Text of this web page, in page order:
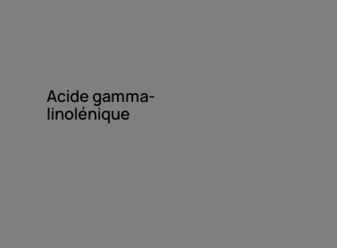
Acide gamma-
linolénique